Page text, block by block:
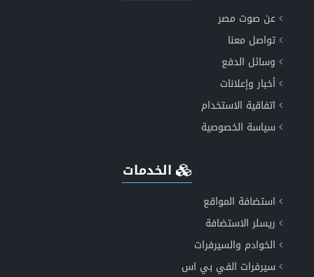
إكتشف الان مميزات طفرة الاخباري الجيل الخامس دعم
انشاء موقع اعلانات مبوبة متكامل ومتعدد اللغات
عروض الاستضافة الأكثر موثوقية
عن صوت مصر
تواصل معنا
وسائل الدفع
أخبار وإعلانات
اتفاقية الاستخدام
سياسة الخصوصية
الخدمات
استضافة المواقع
ريسلر الاستضافة
الخوادم والسيرفرات
سيرفرات الفي بي اس